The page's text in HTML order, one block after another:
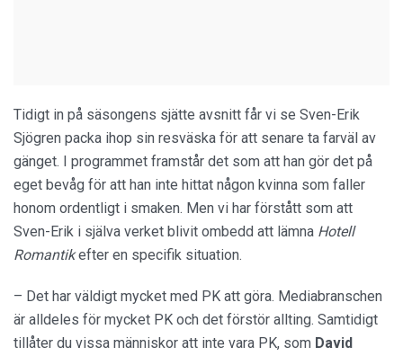
Tidigt in på säsongens sjätte avsnitt får vi se Sven-Erik
Sjögren packa ihop sin resväska för att senare ta farväl av
gänget. I programmet framstår det som att han gör det på
eget bevåg för att han inte hittat någon kvinna som faller
honom ordentligt i smaken. Men vi har förstått som att
Sven-Erik i själva verket blivit ombedd att lämna Hotell
Romantikefter en specifik situation.
– Det har väldigt mycket med PK att göra. Mediabranschen
är alldeles för mycket PK och det förstör allting. Samtidigt
tillåter du vissa människor att inte vara PK, som David